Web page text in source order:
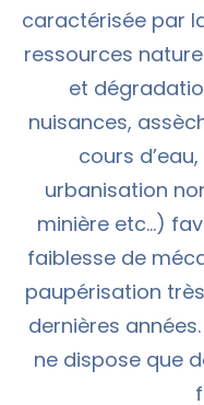
caractérisée par
ressources
et
nuisances,
cours
urbanisation
minière etc…)
faiblesse de
paupérisation
dernières
ne dispose que